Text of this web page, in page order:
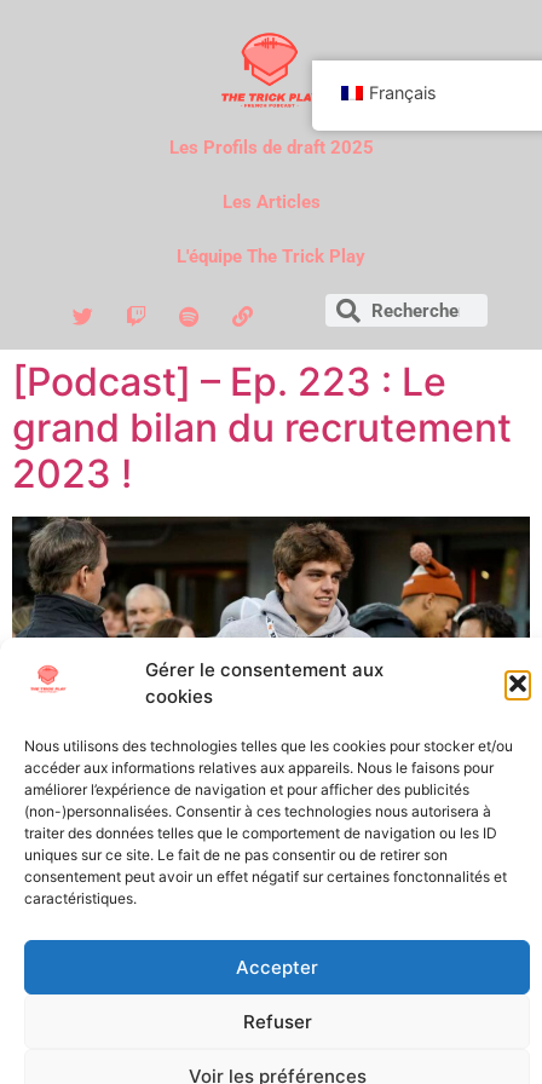
Gérer le consentement aux
cookies
Nous utilisons des technologies telles que les cookies pour stocker et/ou
accéder aux informations relatives aux appareils. Nous le faisons pour
améliorer l’expérience de navigation et pour afficher des publicités
(non-)personnalisées. Consentir à ces technologies nous autorisera à
traiter des données telles que le comportement de navigation ou les ID
uniques sur ce site. Le fait de ne pas consentir ou de retirer son
consentement peut avoir un effet négatif sur certaines fonctonnalités et
caractéristiques.
Accepter
Refuser
Voir les préférences
Les Profils de draft 2025
Les Articles
L'équipe The Trick Play
[Podcast] – Ep. 223 : Le
grand bilan du recrutement
2023 !
recrutement
Tous les textes présents sur ce site sont protégés par les droits
d’auteur. Il est interdit de reproduire, distribuer ou utiliser de
Français